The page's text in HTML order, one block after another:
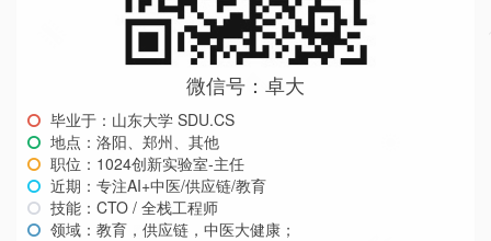
微信号：卓大
毕业于：山东大学 SDU.CS
地点：洛阳、郑州、其他
职位：1024创新实验室-主任
近期：专注AI+中医/供应链/教育
技能：CTO / 全栈工程师
领域：教育，供应链，中医大健康；